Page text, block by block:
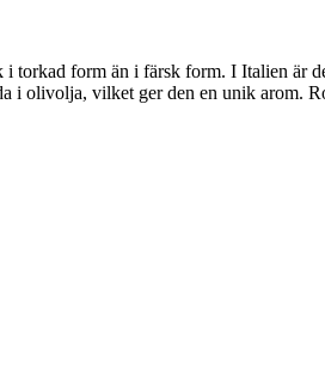
form än i färsk form. I Italien är
olivolja, vilket ger den en unik arom.